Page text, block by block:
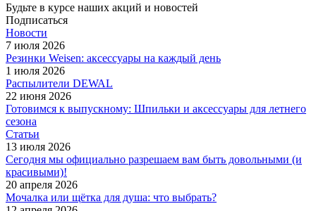
Будьте в курсе наших акций и новостей
Подписаться
Новости
7 июля 2026
Резинки Weisen: аксессуары на каждый день
1 июля 2026
Распылители DEWAL
22 июня 2026
Готовимся к выпускному: Шпильки и аксессуары для летнего
сезона
Статьи
13 июля 2026
Сегодня мы официально разрешаем вам быть довольными (и
красивыми)!
20 апреля 2026
Мочалка или щётка для душа: что выбрать?